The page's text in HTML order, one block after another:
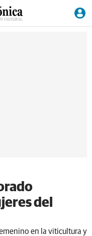
del
en la viticultura y